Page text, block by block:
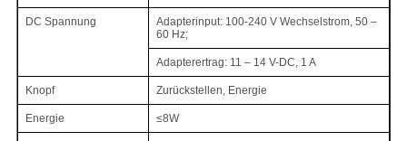
DC Spannung
Adapterinput: 100-240 V Wechselstrom, 50 –
60 Hz;
Adapterertrag: 11 – 14 V-DC, 1 A
Knopf Zurückstellen, Energie
Energie ≤8W